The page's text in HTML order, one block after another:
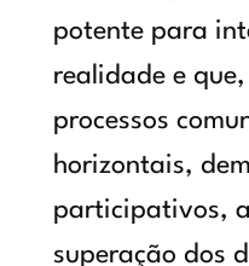
potente para
realidade e
processos
horizontais,
participativos,
superação dos